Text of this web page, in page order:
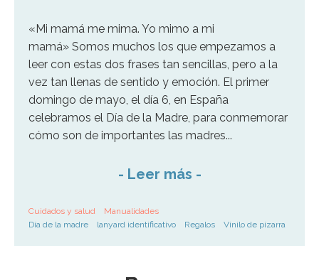
«Mi mamá me mima. Yo mimo a mi
mamá» Somos muchos los que empezamos a
leer con estas dos frases tan sencillas, pero a la
vez tan llenas de sentido y emoción. El primer
domingo de mayo, el día 6, en España
celebramos el Día de la Madre, para conmemorar
cómo son de importantes las madres...
- Leer más -
Cuidados y salud
Manualidades
Día de la madre
lanyard identificativo Regalos Vinilo de pizarra